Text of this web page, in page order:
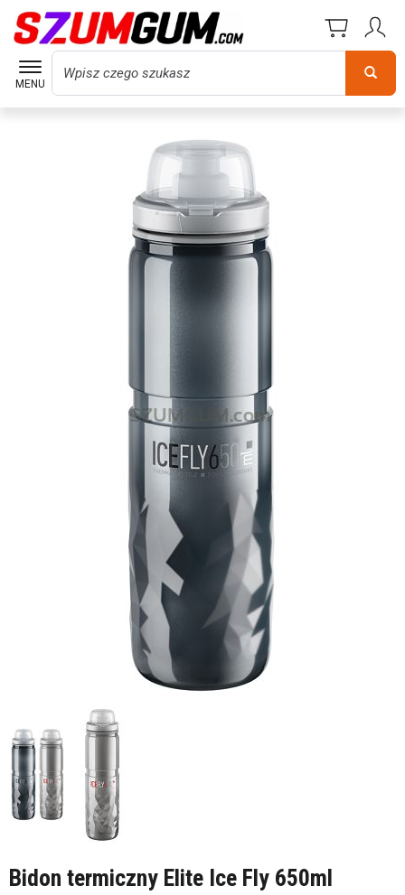
MENU
Wyszukaj
Bidon termiczny Elite Ice Fly 650ml